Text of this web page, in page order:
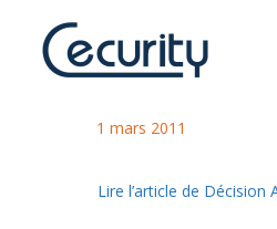
L'archivage
1 mars 2011
Lire l’article de Décision